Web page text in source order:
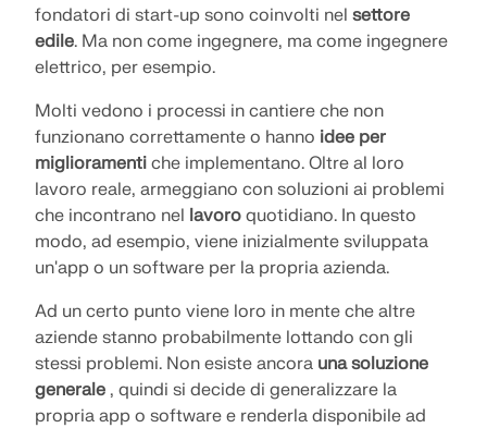
fondatori di start-up sono coinvolti nel settore
edile. Ma non come ingegnere, ma come ingegnere
elettrico, per esempio.
Molti vedono i processi in cantiere che non
funzionano correttamente o hanno idee per
miglioramenti che implementano. Oltre al loro
lavoro reale, armeggiano con soluzioni ai problemi
che incontrano nel lavoro quotidiano. In questo
modo, ad esempio, viene inizialmente sviluppata
un'app o un software per la propria azienda.
Ad un certo punto viene loro in mente che altre
aziende stanno probabilmente lottando con gli
stessi problemi. Non esiste ancora una soluzione
generale , quindi si decide di generalizzare la
propria app o software e renderla disponibile ad